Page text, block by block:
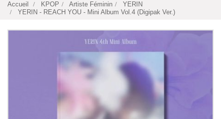
Accueil KPOP Artiste Féminin
YERIN
YERIN - REACH YOU - Mini Album Vol.4 (Digipak Ver.)